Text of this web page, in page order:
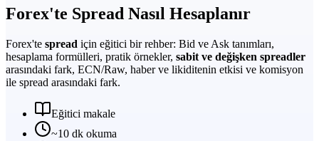
Forex'te Spread Nasıl Hesaplanır
Forex'te spread için eğitici bir rehber: Bid ve Ask tanımları,
hesaplama formülleri, pratik örnekler, sabit ve değişken spreadler
arasındaki fark, ECN/Raw, haber ve likiditenin etkisi ve komisyon
ile spread arasındaki fark.
Eğitici makale
~10 dk okuma